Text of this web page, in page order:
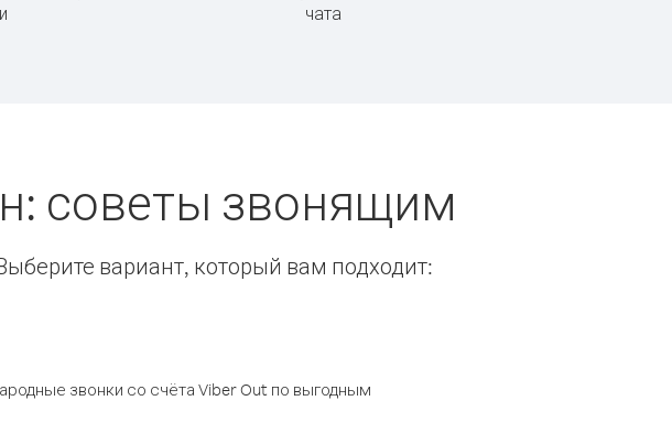
чата
советы звонящим
вариант, который вам подходит:
звонки со счёта Viber Out по выгодным